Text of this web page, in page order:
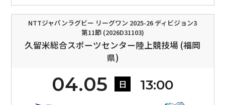
NTTジャパンラグビー リーグワン 2025-26 ディビジョン3
第11節 (2026D31103)
久留米総合スポーツセンター陸上競技場 (福岡
県)
04.05 日 13:00